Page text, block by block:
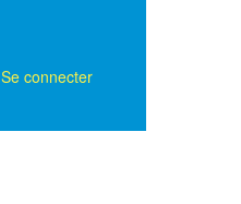
Se connecter